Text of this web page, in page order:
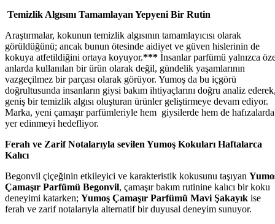
Temizlik Algısını Tamamlayan Yepyeni Bir Rutin
Araştırmalar, kokunun temizlik algısının tamamlayıcısı olarak
görüldüğünü; ancak bunun ötesinde aidiyet ve güven hislerinin de
kokuya atfetildiğini ortaya koyuyor.*** İnsanlar parfümü yalnızca
anlarda kullanılan bir ürün olarak değil, gündelik yaşamlarının
vazgeçilmez bir parçası olarak görüyor. Yumoş da bu içgörü
doğrultusunda insanların giysi bakım ihtiyaçlarını doğru analiz
geniş bir temizlik algısı oluşturan ürünler geliştirmeye devam ediyor.
Marka, yeni çamaşır parfümleriyle hem giysilerde hem de hafızalarda
yer edinmeyi hedefliyor.
Ferah ve Zarif Notalarıyla sevilen Yumoş Kokuları Haftalarca
Kalıcı
Begonvil çiçeğinin etkileyici ve karakteristik kokusunu taşıyan
Çamaşır Parfümü Begonvil, çamaşır bakım rutinine kalıcı bir koku
deneyimi katarken; Yumoş Çamaşır Parfümü Mavi Şakayık ise
ferah ve zarif notalarıyla alternatif bir duyusal deneyim sunuyor.